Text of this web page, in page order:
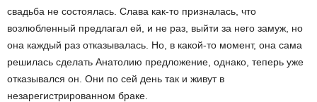
свадьба не состоялась. Слава как-то призналась, что
возлюбленный предлагал ей, и не раз, выйти за него замуж, но
она каждый раз отказывалась. Но, в какой-то момент, она сама
решилась сделать Анатолию предложение, однако, теперь уже
отказывался он. Они по сей день так и живут в
незарегистрированном браке.